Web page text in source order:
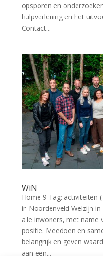
opsporen en
hulpverlening en het
Contact...
WiN
Home 9 Tag: activiteiten
in Noordenveld Welzijn
alle inwoners, met name
positie. Meedoen en
belangrijk en geven
aan een...